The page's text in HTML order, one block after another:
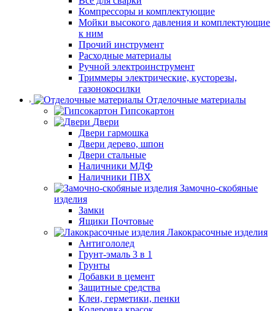
Компрессоры и комплектующие
Мойки высокого давления и комплектующие
к ним
Прочий инструмент
Расходные материалы
Ручной электроинструмент
Триммеры электрические, кусторезы,
газонокосилки
Отделочные материалы
Гипсокартон
Двери
Двери гармошка
Двери дерево, шпон
Двери стальные
Наличники МДФ
Наличники ПВХ
Замочно-скобяные
изделия
Замки
Ящики Почтовые
Лакокрасочные изделия
Антигололед
Грунт-эмаль 3 в 1
Грунты
Добавки в цемент
Защитные средства
Клеи, герметики, пенки